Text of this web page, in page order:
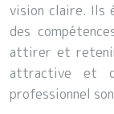
vision claire. Ils
des
attirer et
attractive et
professionnel